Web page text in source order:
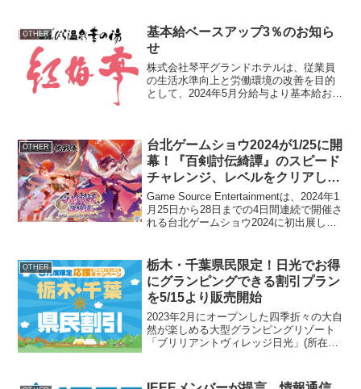
発売に伴い、伊勢丹新宿店にて先行発...
OTHER
基本給ベースアップ3％のお知ら
せ
株式会社琴平グランドホテルは、従業員
の生活水準向上と労働環境の改善を目的
として、2024年5月分給与より基本給およ
社会状況を鑑み、...
OTHER
台北ゲームショウ2024が1/25に開
幕！『百剣討伝綺譚』のスピード
チャレンジ、レベルをクリアして
豪華賞品をゲットしよう！！
Game Source Entertainmentは、2024年1
月25日から28日までの4日間連続で開催さ
れる台北ゲームショウ2024に初出展し、5
ムショウ2024...
OTHER
栃木・千葉県民限定！日光でお得
にグランピングできる割引プラン
を5/15より販売開始
2023年2月にオープンした四季折々の大自
然が楽しめる大型グランピングリゾート
「ブリリアントヴィレッジ日光」(所在
葉 県民割引プラン」(6月限定)を2024年5